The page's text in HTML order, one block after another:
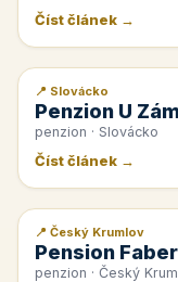
Číst článek →
📰 PR článek
📍 Slovácko
Penzion U
penzion · Slovácko
Číst článek →
📰 PR článek
📍 Český Krumlov
Pension Faber
penzion · Český